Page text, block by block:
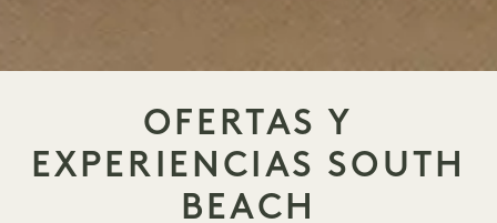
OFERTAS Y
EXPERIENCIAS SOUTH
BEACH